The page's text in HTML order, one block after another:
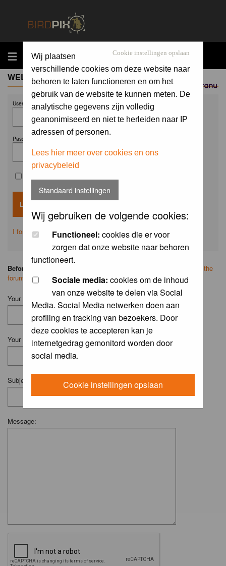
MENU
Sponsored by
Cookie instellingen opslaan
Wij plaatsen
verschillende cookies om deze website naar
behoren te laten functioneren en om het
gebruik van de website te kunnen meten. De
analytische gegevens zijn volledig
geanonimiseerd en niet te herleiden naar IP
adressen of personen.
Lees hier meer over cookies en ons
privacybeleid
Standaard instellingen
Wij gebruiken de volgende cookies:
Functioneel: cookies die er voor
zorgen dat onze website naar behoren
functioneert.
Sociale media: cookies om de inhoud
van onze website te delen via Social
Media. Social Media netwerken doen aan
profiling en tracking van bezoekers. Door
deze cookies te accepteren kan je
internetgedrag gemonitord worden door
social media.
Cookie instellingen opslaan
WELCOME GUEST
Username:
Password:
I forgot my password
Before you ask your question:
search on the
forum
first.
Your Name (Fill in your username if you have one):
Your Email:
Subject:
Message: